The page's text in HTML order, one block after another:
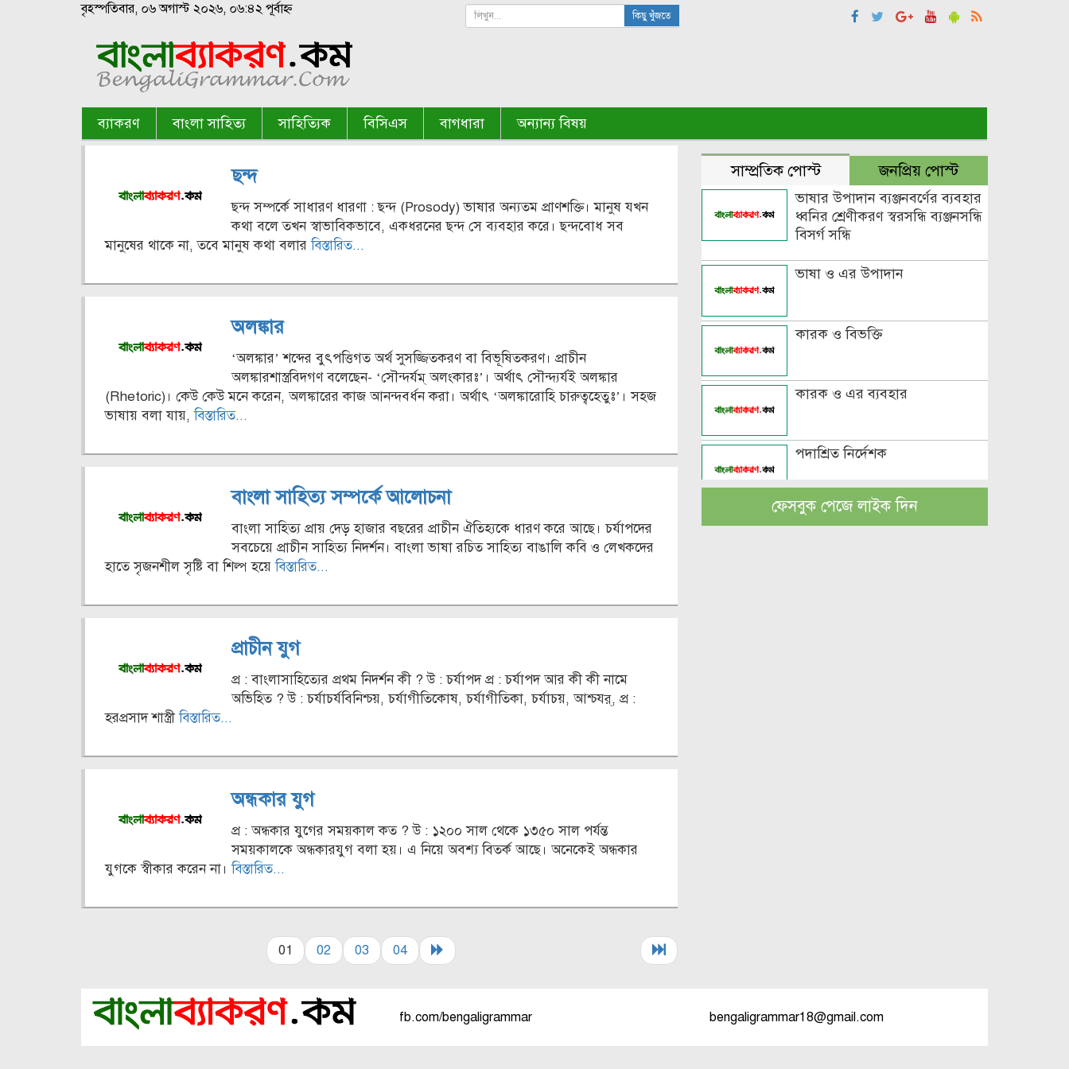
বৃহস্পতিবার, ০৬ অগাস্ট ২০২৬, ০৬:৪২ পূর্বাহ্ন কিছু খুঁজতে
ব্যাকরণ বাংলা সাহিত্য সাহিত্যিক বিসিএস বাগধারা অন্যান্য বিষয়
ছন্দ
ছন্দ সম্পর্কে সাধারণ ধারণা : ছন্দ (Prosody) ভাষার অন্যতম প্রাণশক্তি। মানুষ যখন
কথা বলে তখন স্বাভাবিকভাবে, একধরনের ছন্দ সে ব্যবহার করে। ছন্দবোধ সব
মানুষের থাকে না, তবে মানুষ কথা বলারবিস্তারিত...
অলঙ্কার
‘অলঙ্কার’ শব্দের বুৎপত্তিগত অর্থ সুসজ্জিতকরণ বা বিভূষিতকরণ। প্রাচীন
অলঙ্কারশাস্ত্রবিদগণ বলেছেন- ‘সৌন্দর্যম্ অলংকারঃ’। অর্থাৎ সৌন্দ্যর্যই অলঙ্কার
(Rhetoric)। কেউ কেউ মনে করেন, অলঙ্কারের কাজ আনন্দবর্ধন করা। অর্থাৎ ‘অলঙ্কারোহি চারুত্বহেতুঃ’। সহজ
ভাষায় বলা যায়,বিস্তারিত...
বাংলা সাহিত্য সম্পর্কে আলোচনা
বাংলা সাহিত্য প্রায় দেড় হাজার বছরের প্রাচীন ঐতিহ্যকে ধারণ করে আছে। চর্যাপদের
সবচেয়ে প্রাচীন সাহিত্য নিদর্শন। বাংলা ভাষা রচিত সাহিত্য বাঙালি কবি ও লেখকদের
হাতে সৃজনশীল সৃষ্টি বা শিল্প হয়েবিস্তারিত...
প্রাচীন যুগ
প্র : বাংলাসাহিত্যের প্রথম নিদর্শন কী ? উ : চর্যাপদ প্র : চর্যাপদ আর কী কী নামে
অভিহিত ? উ : চর্যাচর্যবিনিশ্চয়, চর্যাগীতিকোষ, চর্যাগীতিকা, চর্যাচয়, আশ্চযর্, প্র :
হরপ্রসাদ শাস্ত্রীবিস্তারিত...
অন্ধকার যুগ
প্র : অন্ধকার যুগের সময়কাল কত ? উ : ১২০০ সাল থেকে ১৩৫০ সাল পর্যন্ত
সময়কালকে অন্ধকারযুগ বলা হয়। এ নিয়ে অবশ্য বিতর্ক আছে। অনেকেই অন্ধকার
যুগকে স্বীকার করেন না।বিস্তারিত...
01 02 03 04
সাম্প্রতিক পোস্ট জনপ্রিয় পোস্ট
ভাষার উপাদান ব্যঞ্জনবর্ণের ব্যবহার
ধ্বনির শ্রেণীকরণ স্বরসন্ধি ব্যঞ্জনসন্ধি
বিসর্গ সন্ধি
ভাষা ও এর উপাদান
কারক ও বিভক্তি
কারক ও এর ব্যবহার
পদাশ্রিত নির্দেশক
বচন কাকে বলে এবং প্রকারসহ
উদাহরণ
ফেসবুক পেজে লাইক দিন
fb.com/bengaligrammar bengaligrammar18@gmail.com